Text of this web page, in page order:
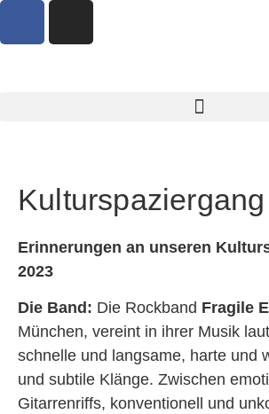
Erinnerungen an unseren
2023
Die Band: Die Rockband Fragile
München, vereint in ihrer Musik
schnelle und langsame, harte und
und subtile Klänge. Zwischen
Gitarrenriffs, konventionell und